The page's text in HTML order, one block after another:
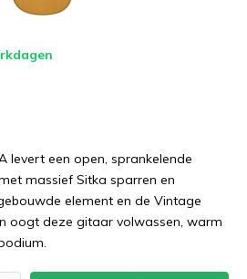
levert een open, sprankelende
massief Sitka sparren en
element en de Vintage
oogt deze gitaar volwassen, warm